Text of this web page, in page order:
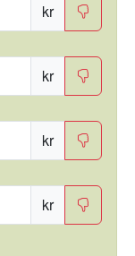
kr
kr
kr
kr